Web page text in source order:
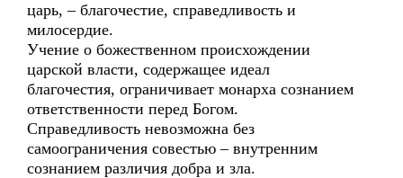
царь, – благочестие, справедливость и
милосердие.
Учение о божественном происхождении
царской власти, содержащее идеал
благочестия, ограничивает монарха сознанием
ответственности перед Богом.
Справедливость невозможна без
самоограничения совестью – внутренним
сознанием различия добра и зла.